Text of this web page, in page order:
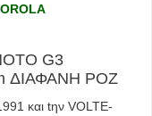
G3
ΔΙΑΦΑΝΗ ΡΟΖ
και tην VOLTE-